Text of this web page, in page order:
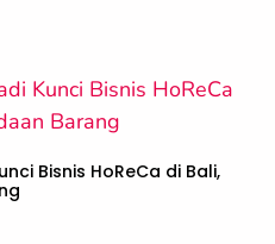
Bisnis HoReCa di Bali,